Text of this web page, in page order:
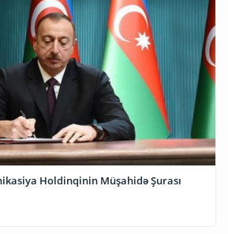
Holdinqinin Müşahidə Şurası